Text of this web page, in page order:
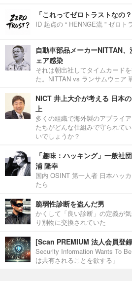
「これってゼロトラストなの
ID 起点の “ HENNGE流 ” ゼロト
自動車部品メーカーNITTAN
ェア感染
それは朝出社してタイムカード
た。NITTAN vs ランサムウェア
NICT 井上大介が考える 日本
上
多くの組織で海外製のアプライ
たちがどんな仕組みで守られて
いでしょうか？
「趣味：ハッキング」一般社
浦 隆幸
国内 OSINT 第一人者 日本ハッ
たら
脆弱性診断を盗んだ男
かくして「良い診断」の定義が
り別物に交換されていた
[Scan PREMIUM 法人会員登
Security Information Wants To
は共有されることを欲する」